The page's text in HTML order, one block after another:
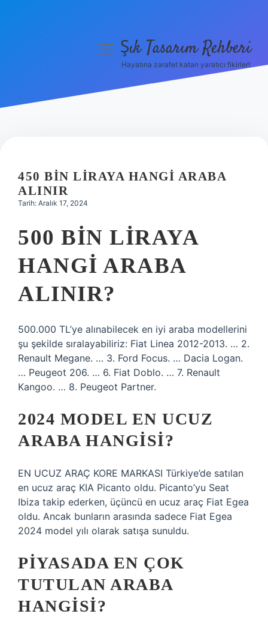
Hakkımızda
menüyüŞık Tasarım Rehberi
Hayatına zarafet katan yaratıcı fikirler!
450 BIN LIRAYA HANGI ARABA
ALINIR
Tarih: Aralık 17, 2024
500 BIN LIRAYA
HANGI ARABA
ALINIR?
500.000 TL’ye alınabilecek en iyi araba modellerini
şu şekilde sıralayabiliriz: Fiat Linea 2012-2013. … 2.
Renault Megane. … 3. Ford Focus. … Dacia Logan.
… Peugeot 206. … 6. Fiat Doblo. … 7. Renault
Kangoo. … 8. Peugeot Partner.
2024 MODEL EN UCUZ
ARABA HANGISI?
EN UCUZ ARAÇ KORE MARKASI Türkiye’de satılan
en ucuz araç KIA Picanto oldu. Picanto’yu Seat
Ibiza takip ederken, üçüncü en ucuz araç Fiat Egea
oldu. Ancak bunların arasında sadece Fiat Egea
2024 model yılı olarak satışa sunuldu.
PIYASADA EN ÇOK
TUTULAN ARABA
HANGISI?